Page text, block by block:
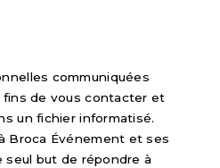
communiquées
de vous contacter et
un fichier informatisé.
Broca Événement et ses
but de répondre à